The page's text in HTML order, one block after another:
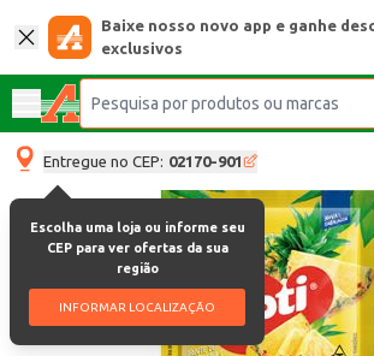
Baixe nosso novo app e ganhe
exclusivos
Entregue no CEP: 02170-901
Escolha uma loja ou informe seu
CEP para ver ofertas da sua
região
INFORMAR LOCALIZAÇÃO